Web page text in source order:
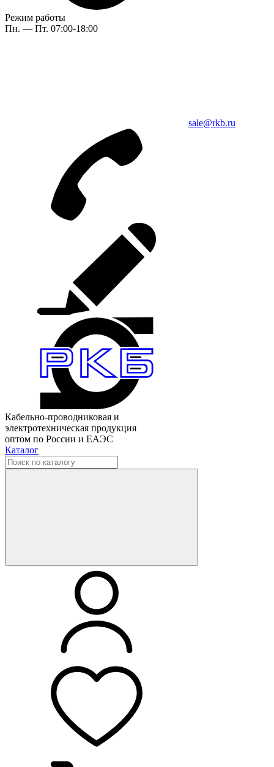
Режим работы
Пн. — Пт. 07:00-18:00
sale@rkb.ru
Кабельно-проводниковая и
электротехническая продукция
оптом по России и ЕАЭС
Каталог